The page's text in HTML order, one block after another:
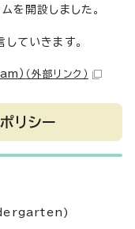
を開設しました。
ていきます。
） （外部リンク）
リシー